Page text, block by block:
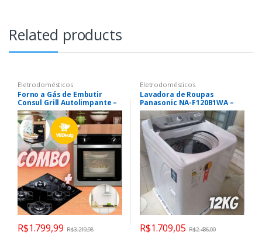
Related products
Eletrodomésticos
Forno a Gás de Embutir
Consul Grill Autolimpante –
com Timer + Cooktop 4
Bocas Acendimento
Automático
R$1.799,99 R$3.219,98
Eletrodomésticos
Lavadora de Roupas
Panasonic NA-F120B1WA –
12Kg Cesto Inox 8
Programas de Lavagem
Branca
R$1.709,05 R$2.436,00